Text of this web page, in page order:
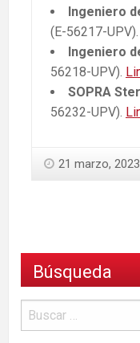
Ingeniero
(E-56217-UPV).
Ingeniero
56218-UPV).
SOPRA
56232-UPV).
21 marzo, 2023
Búsqueda